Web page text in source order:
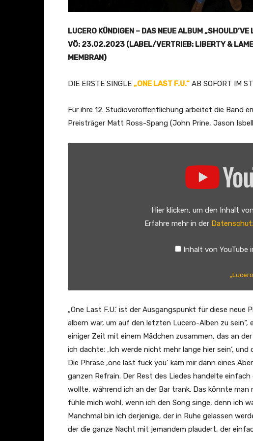
LUCERO KÜNDIGEN – DAS NEUE ALBUM „SHOULD’VE
VÖ: 23.02.2023 (LABEL/VERTRIEB: LIBERTY &
MEMBRAN)
DIE ERSTE SINGLE „ONE LAST F.U.“ AB SOFORT IM
Für ihre 12. Studioveröffentlichung arbeitet die Band
Preisträger Matt Ross-Spang (John Prine, Jason
a
s
t
F
.
U
.
(
O
f
Hier klicken, um den Inhalt
Erfahre mehr in der
Inhalt von YouTube
„One Last F.U.‘ ist der Ausgangspunkt für diese
albern war, um auf den letzten Lucero-Alben zu sein“,
einiger Zeit mit einem Mädchen zusammen, das an
ich dachte: ‚Ich werde nicht mehr lange hier sein‘,
Die Phrase ‚one last fuck you‘ kam mir dann eines
ganzen Refrain. Der Rest des Liedes handelte
wollte, während ich an der Bar trank. Das könnte
fühle mich wohl, wenn ich den Song singe, denn ich
Manchmal bin ich derjenige, der in Ruhe gelassen
der die ganze Nacht mit jemandem plaudert, der